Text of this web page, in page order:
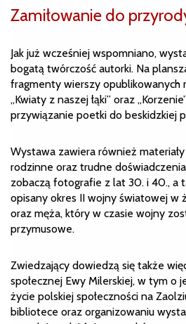
Zamiłowanie do
Jak już wcześniej wspomniano,
bogatą twórczość autorki. Na
fragmenty wierszy opublikowanych
„Kwiaty z naszej łąki” oraz
przywiązanie poetki do beskidzkiej
Wystawa zawiera również
rodzinne oraz trudne
zobaczą fotografie z lat 30. i 40., a
opisany okres II wojny światowej w
oraz męża, który w czasie wojny
przymusowe.
Zwiedzający dowiedzą się także
społecznej Ewy Milerskiej, w tym o
życie polskiej społeczności na
bibliotece oraz organizowaniu